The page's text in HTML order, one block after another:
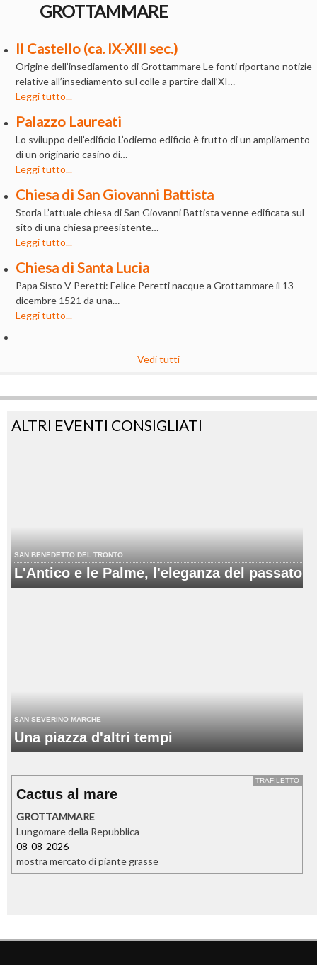
GROTTAMMARE
Il Castello (ca. IX-XIII sec.)
Origine dell’insediamento di Grottammare Le fonti riportano notizie
relative all’insediamento sul colle a partire dall’XI…
Leggi tutto...
Palazzo Laureati
Lo sviluppo dell’edificio L’odierno edificio è frutto di un ampliamento
di un originario casino di…
Leggi tutto...
Chiesa di San Giovanni Battista
Storia L’attuale chiesa di San Giovanni Battista venne edificata sul
sito di una chiesa preesistente…
Leggi tutto...
Chiesa di Santa Lucia
Papa Sisto V Peretti: Felice Peretti nacque a Grottammare il 13
dicembre 1521 da una…
Leggi tutto...
Vedi tutti
ALTRI EVENTI CONSIGLIATI
SAN BENEDETTO DEL TRONTO
L'Antico e le Palme, l'eleganza del passato
SAN SEVERINO MARCHE
Una piazza d'altri tempi
TRAFILETTO
Cactus al mare
GROTTAMMARE
Lungomare della Repubblica
08-08-2026
mostra mercato di piante grasse